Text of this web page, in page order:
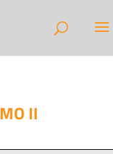
II